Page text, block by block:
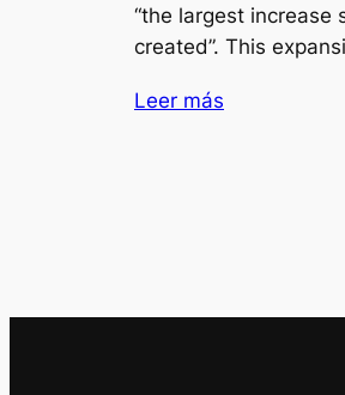
“the largest increase
created”. This
Leer más